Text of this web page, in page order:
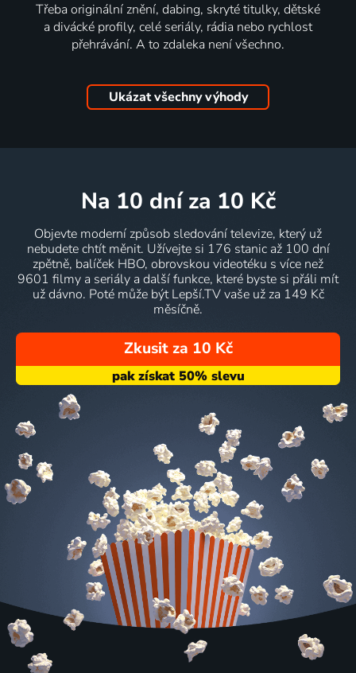
Třeba originální znění, dabing, skryté titulky, dětské
a divácké profily, celé seriály, rádia nebo rychlost
přehrávání. A to zdaleka není všechno.
Ukázat všechny výhody
na 10 dní za 10 Kč
Objevte moderní způsob sledování televize, který už
nebudete chtít měnit. Užívejte si 176 stanic až 100 dní
zpětně, balíček HBO, obrovskou videotéku s více než
9601 filmy a seriály a další funkce, které byste si přáli mít
už dávno. Poté může být Lepší.TV vaše už za 149 Kč
měsíčně.
Zkusit za 10 Kč